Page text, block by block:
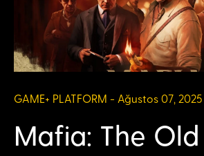
GAME+ PLATFORM - Ağustos 07, 2025
Mafia: The Old